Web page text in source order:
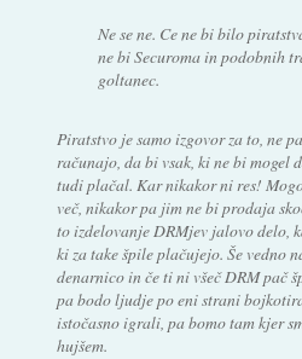
Ne se ne. Ce ne bi bilo
ne bi Securoma in podobnih
goltanec.
Piratstvo je samo izgovor za to, ne
računajo, da bi vsak, ki ne bi mogel
tudi plačal. Kar nikakor ni res!
več, nikakor pa jim ne bi prodaja
to izdelovanje DRMjev jalovo delo,
ki za take špile plačujejo. Še vedno
denarnico in če ti ni všeč DRM pač
pa bodo ljudje po eni strani
istočasno igrali, pa bomo tam kjer
hujšem.